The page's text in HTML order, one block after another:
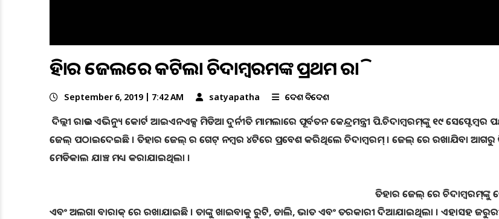
ତିହାର ଜେଲରେ କଟିଲା ଚିଦାମ୍ବରମଙ୍କ ପ୍ରଥମ ରାତି
September 6, 2019 | 7:42 AM satyapatha ଦେଶ ବିଦେଶ
ଦିଲ୍ଲୀ ରାଉଜ ଏଭିନ୍ୟୁ କୋର୍ଟ ଆଇଏନଏକ୍ସ ମିଡିଆ ଦୁର୍ନୀତି ମାମଲାରେ ପୂର୍ବତନ କେନ୍ଦ୍ରମନ୍ତ୍ରୀ ପି.ଚିଦାମ୍ବରମ୍‌ଙ୍କୁ ୧୯ ସେପ୍ଟେମ୍ବର
ଜେଲ୍ ପଠାଇଦେଇଛି । ତିହାର ଜେଲ୍ ର ଗେଟ୍ ନମ୍ବର ୪ଟିରେ ପ୍ରବେଶ କରିଥିଲେ ଚିଦାମ୍ବରମ୍ । ଜେଲ୍ ରେ ରଖାଯିବା ଆଗରୁ
ମେଡିକାଲ ଯାଞ୍ଚ ମଧ୍ୟ କରାଯାଇଥିଲା ।
ତିହାର ଜେଲ୍ ରେ ଚିଦାମ୍ବରମ୍‌ଙ୍କୁ
ଏବଂ ଅଲଗା ବାରାକ୍ ରେ ରଖାଯାଇଛି । ତାଙ୍କୁ ଖାଇବାକୁ ରୁଟି, ଡାଲି, ଭାତ ଏବଂ ତରକାରୀ ଦିଆଯାଇଥିଲା । ଏହାସହ